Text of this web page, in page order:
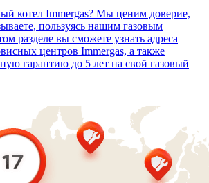
котел Immergas? Мы ценим доверие,
пользуясь нашим газовым
разделе вы сможете узнать адреса
центров Immergas, а также
гарантию до 5 лет на свой газовый